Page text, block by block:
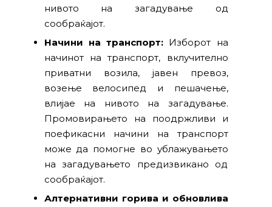
нивото на загадување од
сообраќајот.
Начини на транспорт: Изборот на
начинот на транспорт, вклучително
приватни возила, јавен превоз,
возење велосипед и пешачење,
влијае на нивото на загадување.
Промовирањето на поодржливи и
поефикасни начини на транспорт
може да помогне во ублажувањето
на загадувањето предизвикано од
сообраќајот.
Алтернативни горива и обновлива